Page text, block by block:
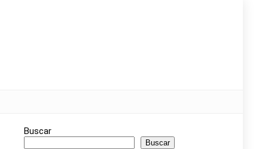
Buscar
Buscar